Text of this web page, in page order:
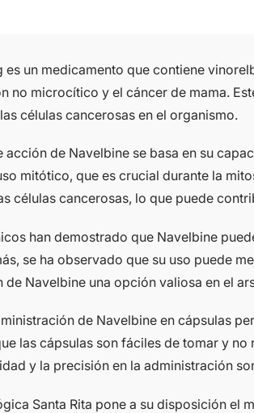
es un medicamento que contiene
no microcítico y el cáncer de mama.
células cancerosas en el organismo.
acción de Navelbine se basa en su
mitótico, que es crucial durante la
células cancerosas, lo que puede
han demostrado que Navelbine
se ha observado que su uso puede
de Navelbine una opción valiosa en el
de Navelbine en cápsulas
las cápsulas son fáciles de tomar y
y la precisión en la administración
Santa Rita pone a su disposición